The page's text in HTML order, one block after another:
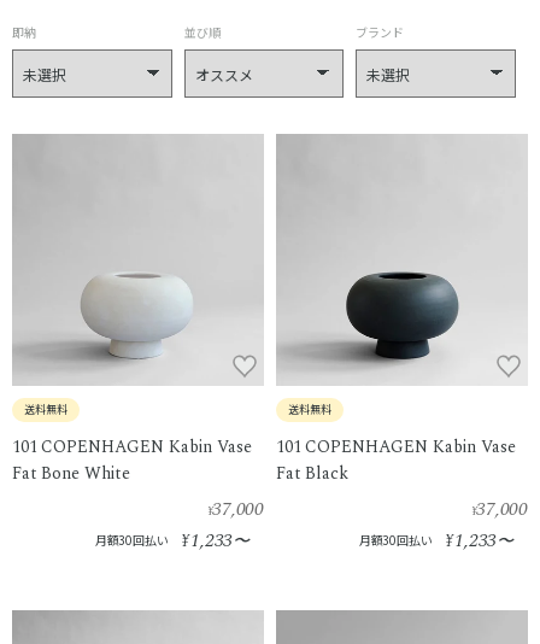
即納 並び順 ブランド
送料無料
101 COPENHAGEN Kabin Vase
Fat Bone White
¥37,000
月額30回払い ¥1,233〜
送料無料
101 COPENHAGEN Kabin Vase
Fat Black
¥37,000
月額30回払い ¥1,233〜